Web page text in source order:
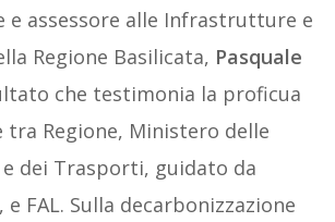
e assessore alle Infrastrutture e
Regione Basilicata, Pasquale
che testimonia la proficua
tra Regione, Ministero delle
dei Trasporti, guidato da
FAL. Sulla decarbonizzazione